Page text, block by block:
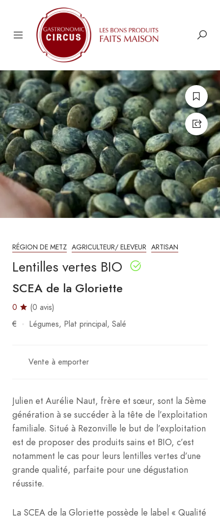
RÉGION DE METZ AGRICULTEUR/ ELEVEUR ARTISAN
Lentilles vertes BIO
SCEA de la Gloriette
0
(0 avis)
€
Légumes Plat principal Salé
Vente à emporter
Julien et Aurélie Naut, frère et sœur, sont la 5ème
génération à se succéder à la tête de l’exploitation
familiale. Situé à Rezonville le but de l’exploitation
est de proposer des produits sains et BIO, c’est
notamment le cas pour leurs lentilles vertes d’une
grande qualité, parfaite pour une dégustation
réussite.
La SCEA de la Gloriette possède le label « Qualité